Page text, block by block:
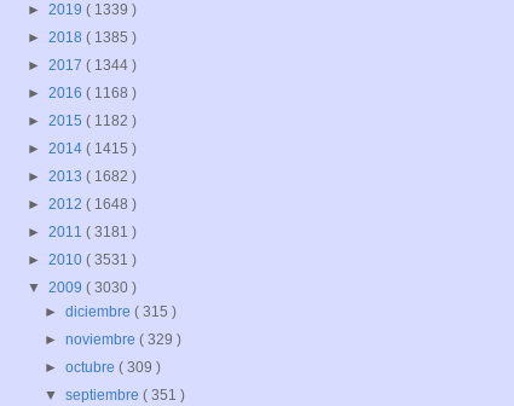
► 2019 ( 1339 )
► 2018 ( 1385 )
► 2017 ( 1344 )
► 2016 ( 1168 )
► 2015 ( 1182 )
► 2014 ( 1415 )
► 2013 ( 1682 )
► 2012 ( 1648 )
► 2011 ( 3181 )
► 2010 ( 3531 )
▼ 2009 ( 3030 )
►diciembre( 315 )
►noviembre( 329 )
►octubre( 309 )
▼septiembre( 351 )